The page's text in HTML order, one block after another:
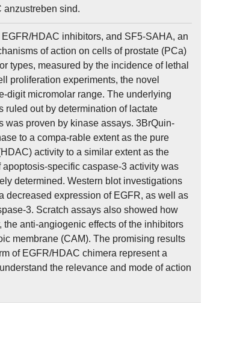
anzustreben sind.
HDAC inhibitors, and SF5-SAHA, an
of action on cells of prostate (PCa)
types, measured by the incidence of lethal
proliferation experiments, the novel
digit micromolar range. The underlying
ruled out by determination of lactate
was proven by kinase assays. 3BrQuin-
to a compa-rable extent as the pure
activity to a similar extent as the
specific caspase-3 activity was
determined. Western blot investigations
decreased expression of EGFR, as well as
3. Scratch assays also showed how
anti-angiogenic effects of the inhibitors
membrane (CAM). The promising results
of EGFR/HDAC chimera represent a
the relevance and mode of action